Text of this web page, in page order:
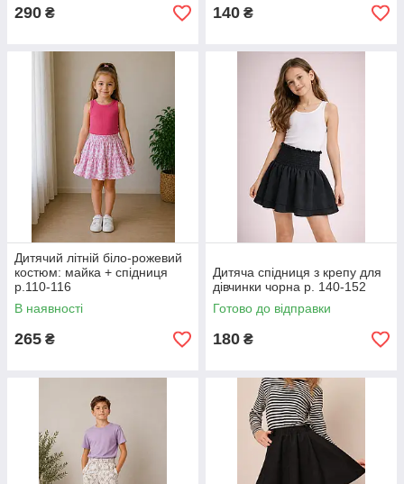
290 ₴ 140 ₴
Дитячий літній біло-рожевий
костюм: майка + спідниця
р.110-116
В наявності
265 ₴
Дитяча спідниця з крепу для
дівчинки чорна р. 140-152
Готово до відправки
180 ₴